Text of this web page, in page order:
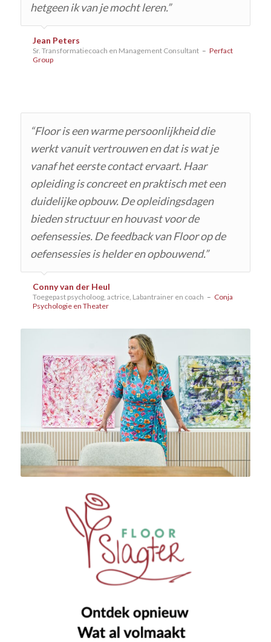
hetgeen ik van je mocht leren.”
Jean Peters
Sr. Transformatiecoach en Management Consultant – Perfact
Group
“Floor is een warme persoonlijkheid die
werkt vanuit vertrouwen en dat is wat je
vanaf het eerste contact ervaart. Haar
opleiding is concreet en praktisch met een
duidelijke opbouw. De opleidingsdagen
bieden structuur en houvast voor de
oefensessies. De feedback van Floor op de
oefensessies is helder en opbouwend.”
Conny van der Heul
Toegepast psycholoog, actrice, Labantrainer en coach – Conja
Psychologie en Theater